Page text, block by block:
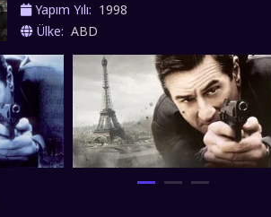
Yapım Yılı: 1998
Ülke: ABD